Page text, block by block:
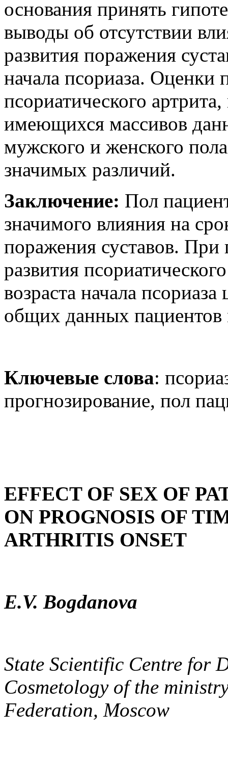
основания принять
выводы об отсутствии
развития поражения
начала псориаза. Оценки
псориатического
имеющихся массивов
мужского и женского
значимых различий.
Заключение: Пол
значимого влияния на
поражения суставов. При
развития
возраста начала
общих данных пациентов
Ключевые слова:
прогнозирование, пол
EFFECT OF SEX OF
ON PROGNOSIS OF
ARTHRITIS ONSET
E.V. Bogdanova
State Scientific Centre for
Cosmetology of the
Federation, Moscow